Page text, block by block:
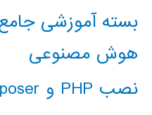
بسته آموزشی
هوش مصنوعی
نصب PHP و composer در ویندوز 10